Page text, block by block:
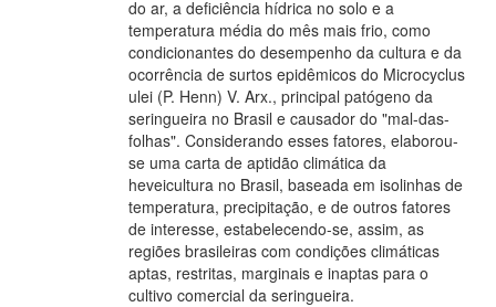
do ar, a deficiência hídrica no solo e a
temperatura média do mês mais frio, como
condicionantes do desempenho da cultura e da
ocorrência de surtos epidêmicos do Microcyclus
ulei (P. Henn) V. Arx., principal patógeno da
seringueira no Brasil e causador do "mal-das-
folhas". Considerando esses fatores, elaborou-
se uma carta de aptidão climática da
heveicultura no Brasil, baseada em isolinhas de
temperatura, precipitação, e de outros fatores
de interesse, estabelecendo-se, assim, as
regiões brasileiras com condições climáticas
aptas, restritas, marginais e inaptas para o
cultivo comercial da seringueira.